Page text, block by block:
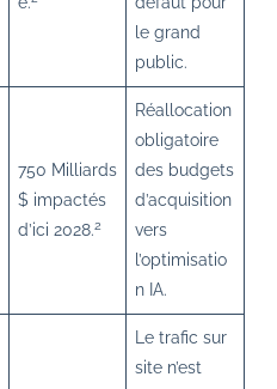
le grand
public.
750 Milliards
$ impactés
d’ici 2028.2
Réallocation
obligatoire
des budgets
d’acquisition
vers
l’optimisatio
n IA.
Le trafic sur
site n’est